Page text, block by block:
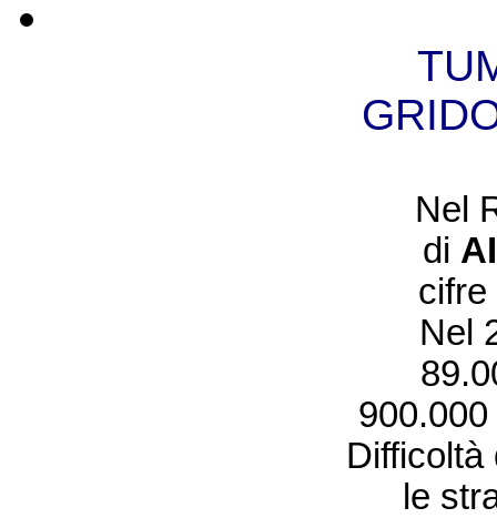
Nel
di
cifre
Nel
Difficoltà
le